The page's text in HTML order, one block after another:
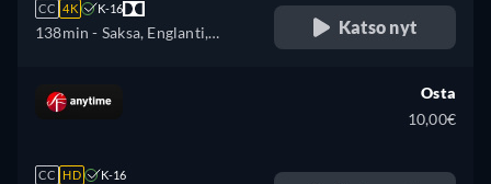
CC 4K K-16
138min - Saksa, Englanti,
Katso nyt
CC HD K-16
Osta
10,00€